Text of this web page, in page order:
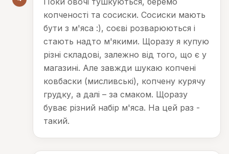
копченості та сосиски. Сосиски мають
бути з м'яса :), соєві розварюються і
стають надто м'якими. Щоразу я купую
різні складові, залежно від того, що є у
магазині. Але завжди шукаю копчені
ковбаски (мисливські), копчену курячу
грудку, а далі – за смаком. Щоразу
буває різний набір м'яса. На цей раз -
такий.